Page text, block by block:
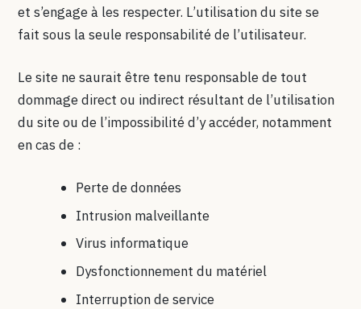
et s’engage à les respecter. L’utilisation du site se
fait sous la seule responsabilité de l’utilisateur.
Le site ne saurait être tenu responsable de tout
dommage direct ou indirect résultant de l’utilisation
du site ou de l’impossibilité d’y accéder, notamment
en cas de :
Perte de données
Intrusion malveillante
Virus informatique
Dysfonctionnement du matériel
Interruption de service